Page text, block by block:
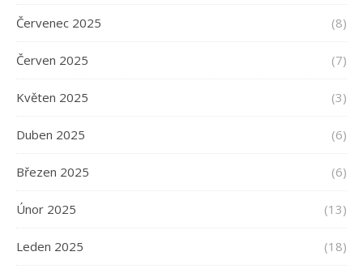
Červenec 2025 (8)
Červen 2025 (7)
Květen 2025 (3)
Duben 2025 (6)
Březen 2025 (6)
Únor 2025 (13)
Leden 2025 (18)